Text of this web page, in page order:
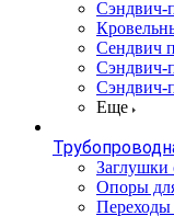
Cэндвич-
Сендвич
Сэндвич-
Сэндвич-
Еще
Заглушки
Опоры
Переходы